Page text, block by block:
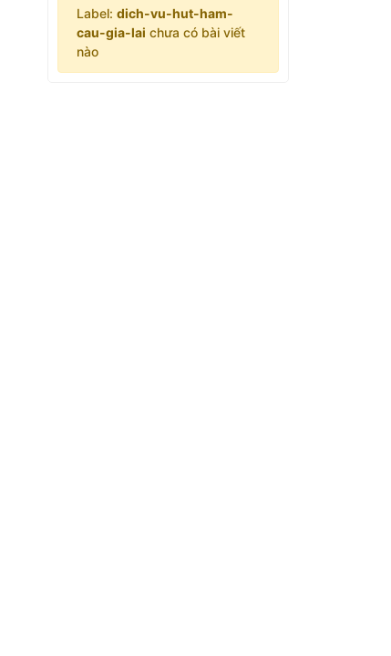
Label: dich-vu-hut-ham-
cau-gia-lai chưa có bài viết
nào